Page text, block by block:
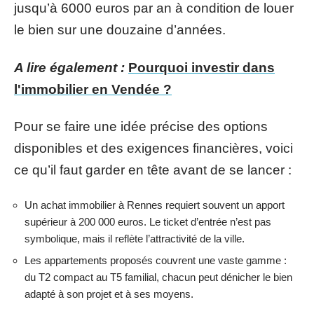
jusqu’à 6000 euros par an à condition de louer
le bien sur une douzaine d’années.
A lire également : Pourquoi investir dans
l'immobilier en Vendée ?
Pour se faire une idée précise des options
disponibles et des exigences financières, voici
ce qu’il faut garder en tête avant de se lancer :
Un achat immobilier à Rennes requiert souvent un apport
supérieur à 200 000 euros. Le ticket d’entrée n’est pas
symbolique, mais il reflète l’attractivité de la ville.
Les appartements proposés couvrent une vaste gamme :
du T2 compact au T5 familial, chacun peut dénicher le bien
adapté à son projet et à ses moyens.